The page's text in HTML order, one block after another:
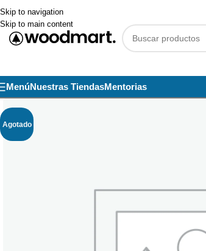
Skip to navigation
Skip to main content
MenúNuestras TiendasMentorias
Agotado